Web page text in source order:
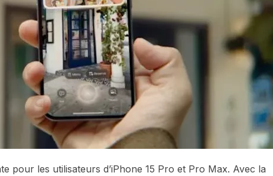
pour les utilisateurs d’iPhone 15 Pro et Pro Max. Avec la